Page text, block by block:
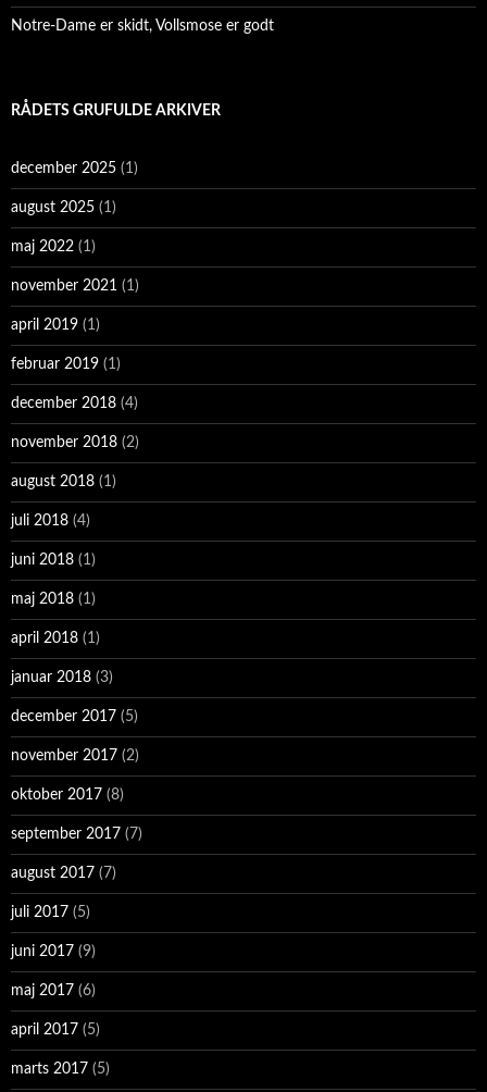
Notre-Dame er skidt, Vollsmose er godt
RÅDETS GRUFULDE ARKIVER
december 2025 (1)
august 2025 (1)
maj 2022 (1)
november 2021 (1)
april 2019 (1)
februar 2019 (1)
december 2018 (4)
november 2018 (2)
august 2018 (1)
juli 2018 (4)
juni 2018 (1)
maj 2018 (1)
april 2018 (1)
januar 2018 (3)
december 2017 (5)
november 2017 (2)
oktober 2017 (8)
september 2017 (7)
august 2017 (7)
juli 2017 (5)
juni 2017 (9)
maj 2017 (6)
april 2017 (5)
marts 2017 (5)